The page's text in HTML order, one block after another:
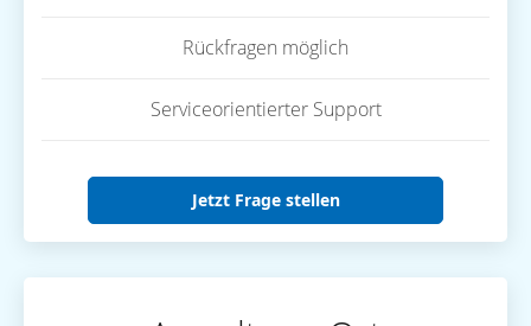
Rückfragen möglich
Serviceorientierter Support
Jetzt Frage stellen